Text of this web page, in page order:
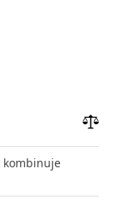
kombinuje